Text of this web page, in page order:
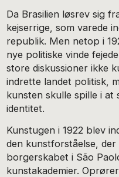
Da Brasilien løsrev sig
kejserrige, som varede
republik. Men netop i
nye politiske vinde
store diskussioner ikke
indrette landet politisk,
kunsten skulle spille i at
identitet.
Kunstugen i 1922 blev
den kunstforståelse,
borgerskabet i São
kunstakademier.